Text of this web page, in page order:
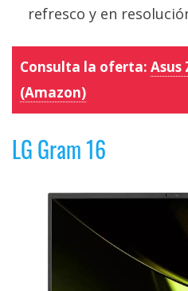
refresco y en
Consulta la oferta: Asus
(Amazon)
LG Gram 16